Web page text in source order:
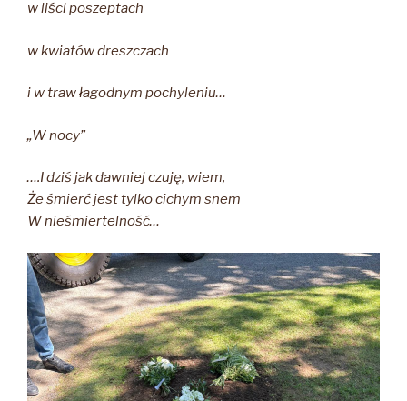
w liści poszeptach
w kwiatów dreszczach
i w traw łagodnym pochyleniu…
„W nocy”
….I dziś jak dawniej czuję, wiem,
Że śmierć jest tylko cichym snem
W nieśmiertelność…